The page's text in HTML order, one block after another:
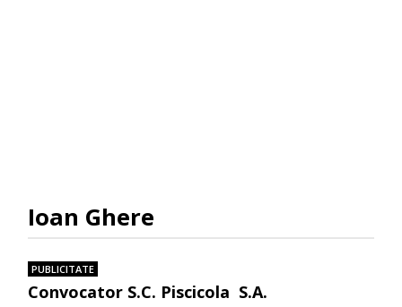
Ioan Ghere
PUBLICITATE
Convocator S.C. Piscicola S.A.